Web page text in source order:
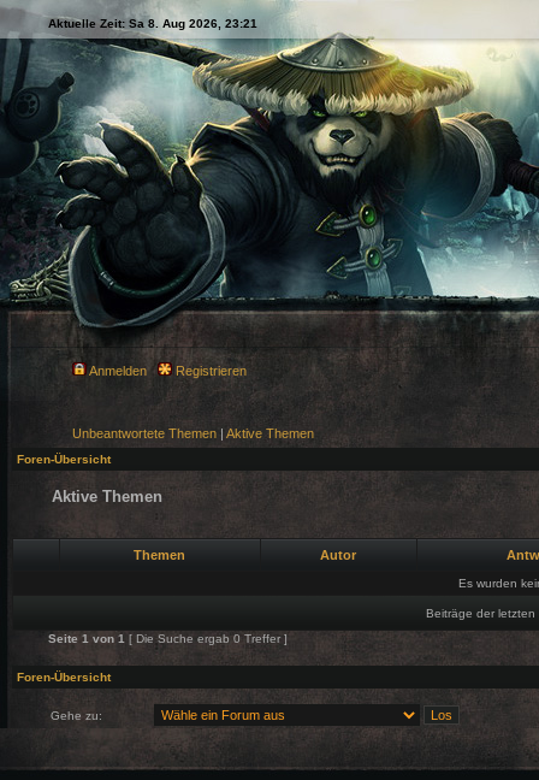
Aktuelle Zeit: Sa 8. Aug 2026, 23:21
Anmelden Registrieren
Unbeantwortete Themen | Aktive Themen
Foren-Übersicht
Aktive Themen
Themen Autor
Es wurden
Beiträge der
Seite 1 von 1 [ Die Suche ergab 0 Treffer ]
Foren-Übersicht
Gehe zu: